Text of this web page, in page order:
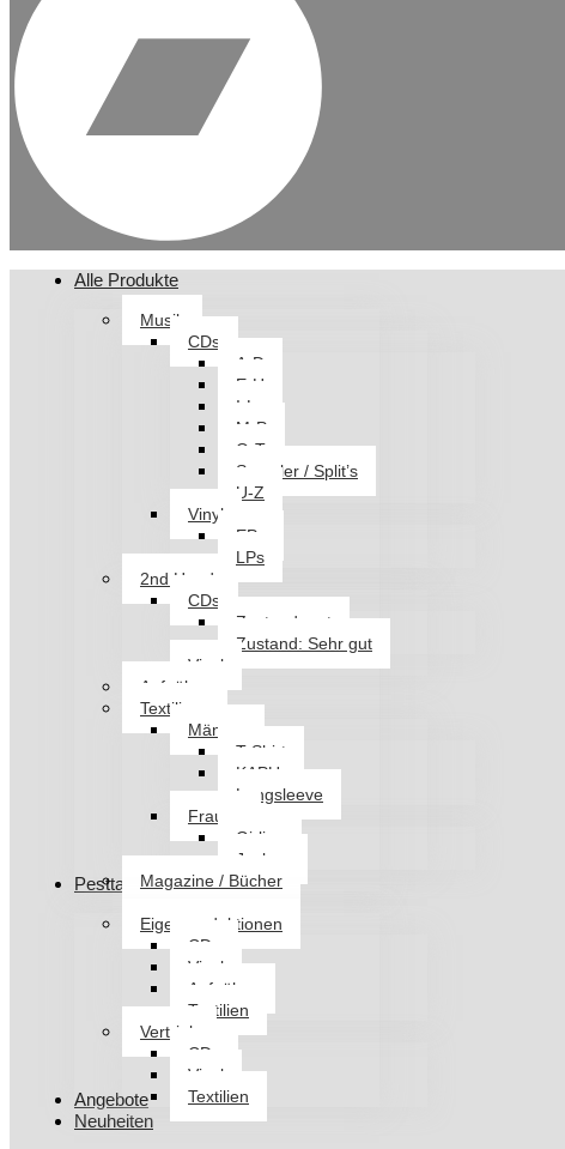
Alle Produkte
Musik
CDs
A-D
E-H
I-L
M-P
Q-T
Sampler / Split’s
U-Z
Vinyl
EPs
LPs
2nd Hand
CDs
Zustand: gut
Zustand: Sehr gut
Vinyl
Aufnäher
Textilien
Männer
T-Shirt
KAPU
Longsleeve
Frauen
Girlies
Jacken
Magazine / Bücher
Pesttanz Klangschmiede
Eigenproduktionen
CDs
Vinyl
Aufnäher
Textilien
Vertrieb
CDs
Vinyl
Textilien
Angebote
Neuheiten